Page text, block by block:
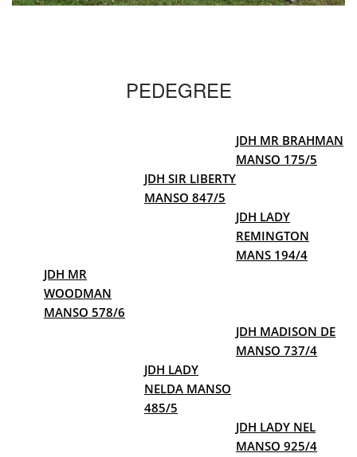
PEDEGREE
JDH MR BRAHMAN
MANSO 175/5
JDH SIR LIBERTY
MANSO 847/5
JDH LADY
REMINGTON
MANS 194/4
JDH MR
WOODMAN
MANSO 578/6
JDH MADISON DE
MANSO 737/4
JDH LADY
NELDA MANSO
485/5
JDH LADY NEL
MANSO 925/4